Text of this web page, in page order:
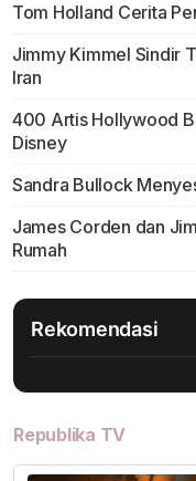
Tom Holland Cerita
Jimmy Kimmel Sindir
Iran
400 Artis Hollywood
Disney
Sandra Bullock
James Corden dan
Rumah
Rekomendasi
Republika TV